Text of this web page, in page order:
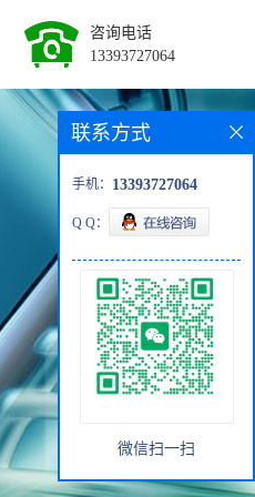
咨询电话
13393727064
联系方式
手机： 13393727064
Q Q：
微信扫一扫